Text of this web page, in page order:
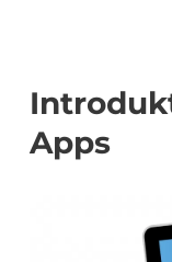
Apps